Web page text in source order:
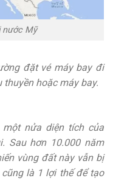
nước Mỹ
đặt vé máy bay đi
thuyền hoặc máy bay.
nửa diện tích của
Sau hơn 10.000 năm
vùng đất này vẫn bị
là 1 lợi thế để tạo